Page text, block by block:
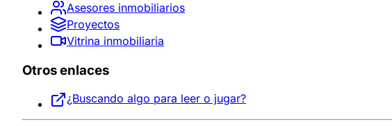
Asesores inmobiliarios
Proyectos
Vitrina inmobiliaria
Otros enlaces
¿Buscando algo para leer o jugar?